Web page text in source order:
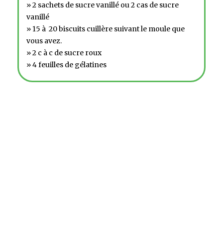
» 2 sachets de sucre vanillé ou 2 cas de sucre
vanillé
» 15 à 20 biscuits cuillère suivant le moule que
vous avez.
» 2 c à c de sucre roux
» 4 feuilles de gélatines